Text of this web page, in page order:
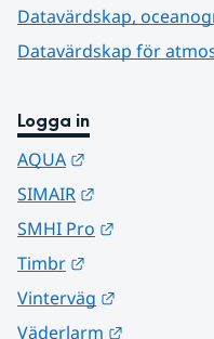
Datavärdskap,
Datavärdskap för
Logga in
AQUA
SIMAIR
SMHI Pro
Timbr
Vinterväg
Väderlarm